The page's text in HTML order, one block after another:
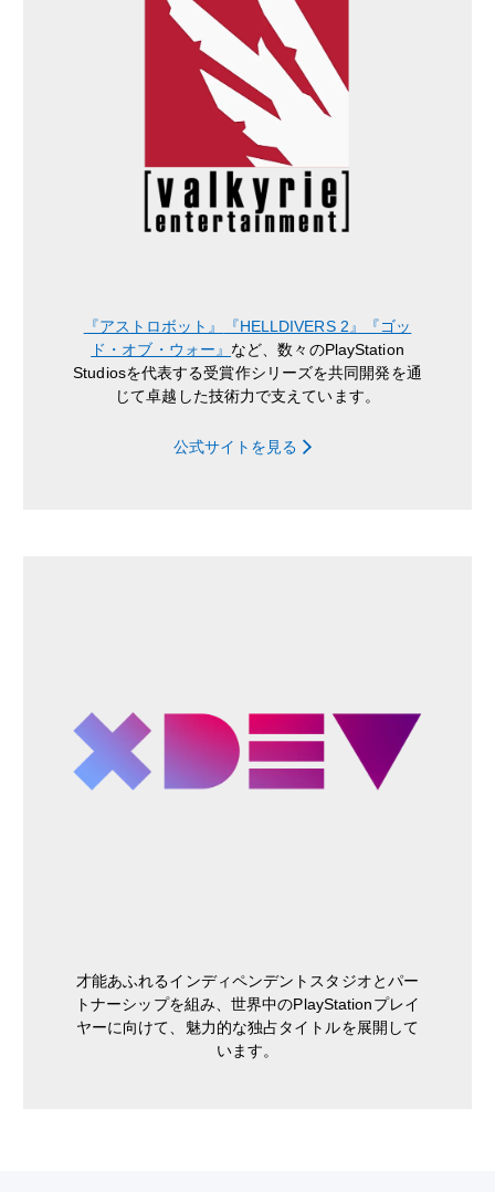
『アストロボット』 『HELLDIVERS 2』
『ゴッ
ド・オブ・ウォー』 など、数々のPlayStation
Studiosを代表する受賞作シリーズを共同開発を通
じて卓越した技術力で支えています。
公式サイトを見る
才能あふれるインディペンデントスタジオとパー
トナーシップを組み、世界中のPlayStationプレイ
ヤーに向けて、魅力的な独占タイトルを展開して
います。